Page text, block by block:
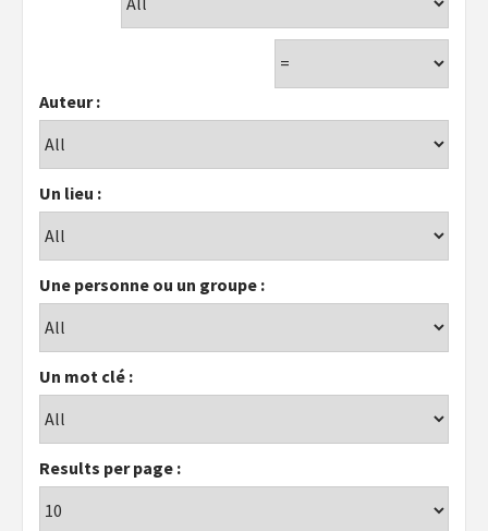
Auteur :
Un lieu :
Une personne ou un groupe :
Un mot clé :
Results per page :